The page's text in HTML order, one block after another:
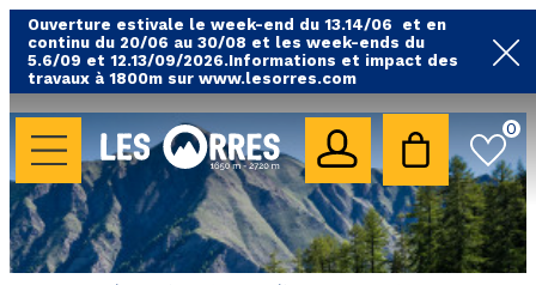
Ouverture estivale le week-end du 13.14/06 et en
continu du 20/06 au 30/08 et les week-ends du
5.6/09 et 12.13/09/2026.Informations et impact des
travaux à 1800m sur www.lesorres.com
0
LES HÉBERGEMENTS
Toutes nos locations
Hébergements avec piscine